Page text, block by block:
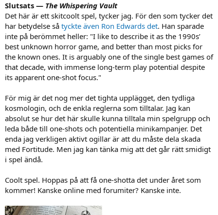
Slutsats — The Whispering Vault
Det här är ett skitcoolt spel, tycker jag. För den som tycker det
har betydelse så tyckte även Ron Edwards det. Han sparade
inte på berömmet heller: "I like to describe it as the 1990s’
best unknown horror game, and better than most picks for
the known ones. It is arguably one of the single best games of
that decade, with immense long-term play potential despite
its apparent one-shot focus."
För mig är det nog mer det tighta upplägget, den tydliga
kosmologin, och de enkla reglerna som tilltalar. Jag kan
absolut se hur det här skulle kunna tilltala min spelgrupp och
leda både till one-shots och potentiella minikampanjer. Det
enda jag verkligen aktivt ogillar är att du måste dela skada
med Fortitude. Men jag kan tänka mig att det går rätt smidigt
i spel ändå.
Coolt spel. Hoppas på att få one-shotta det under året som
kommer! Kanske online med forumiter? Kanske inte.